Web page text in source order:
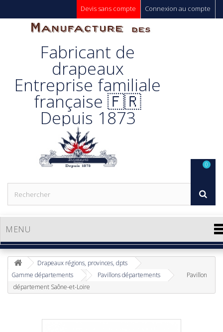
Connexion au compte
Devis sans compte
Manufacture
Des
Drapeaux
Unic s.a.
Fabricant de
drapeaux
Entreprise familiale
française 🇫🇷
Depuis 1873
MENU
0
Drapeaux régions, provinces, dpts
Gamme départements
Pavillons départements
Pavillon
département Saône-et-Loire